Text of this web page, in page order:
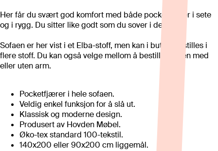
Her får du svært god komfort med både pocketfjærer i sete
og i rygg. Du sitter like godt som du sover i denne!
Sofaen er her vist i et Elba-stoff, men kan i butikk bestilles i
flere stoff. Du kan også velge mellom å bestille sofaen med
eller uten arm.
Pocketfjærer i hele sofaen.
Veldig enkel funksjon for å slå ut.
Klassisk og moderne design.
Produsert av Hovden Møbel.
Øko-tex standard 100-tekstil.
140x200 eller 90x200 cm liggemål.